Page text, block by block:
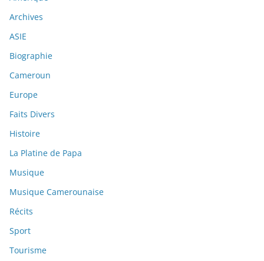
Archives
ASIE
Biographie
Cameroun
Europe
Faits Divers
Histoire
La Platine de Papa
Musique
Musique Camerounaise
Récits
Sport
Tourisme